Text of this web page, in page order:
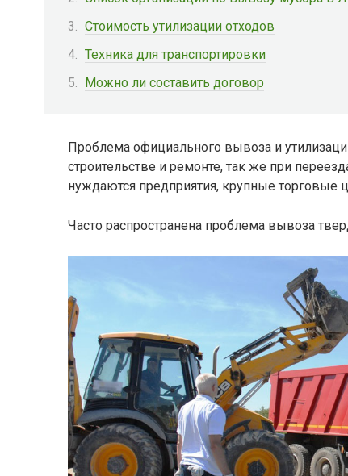
Стоимость утилизации отходов
Техника для транспортировки
Можно ли составить договор
Проблема официального вывоза и
строительстве и ремонте, так же при
нуждаются предприятия, крупные торговые
Часто распространена проблема вывоза